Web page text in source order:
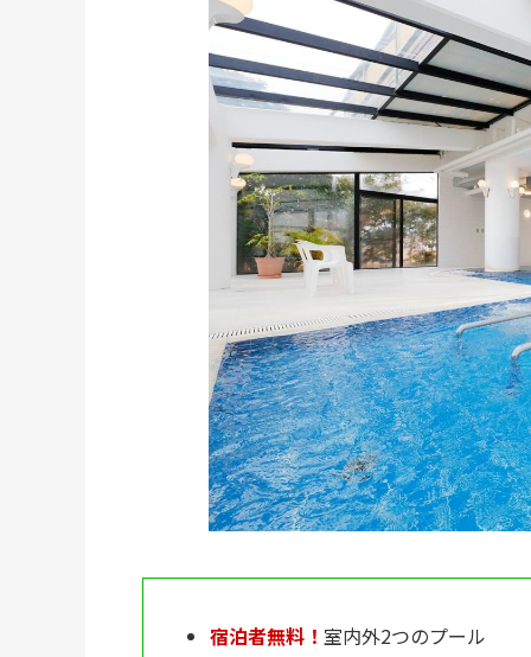
宿泊者無料！ 室内外2つのプール